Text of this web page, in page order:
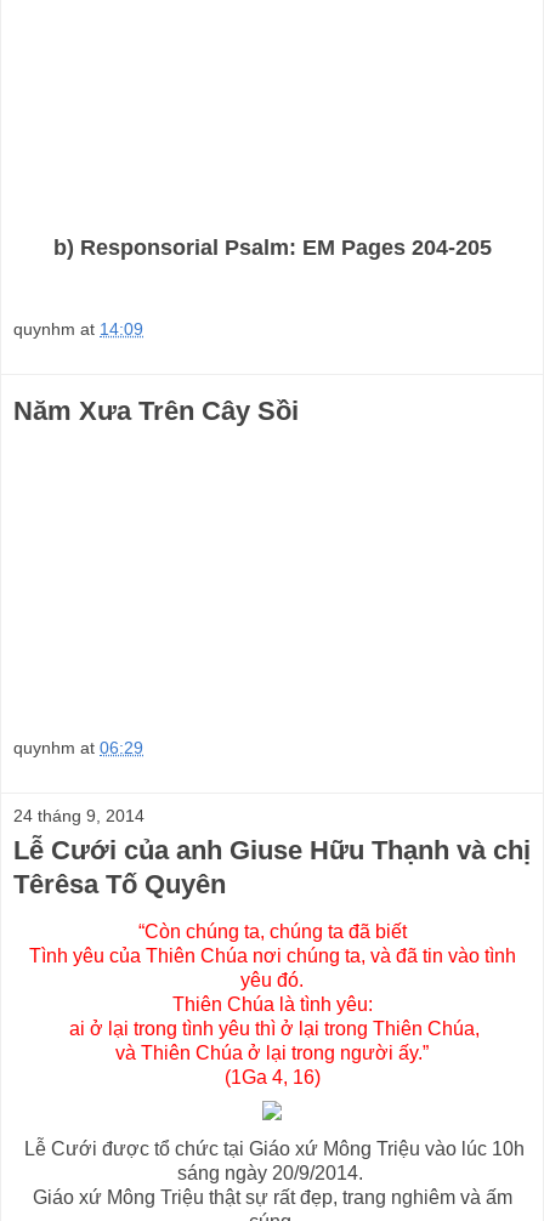
b) Responsorial Psalm: EM Pages 204-205
quynhm at 14:09
Năm Xưa Trên Cây Sồi
quynhm at 06:29
24 tháng 9, 2014
Lễ Cưới của anh Giuse Hữu Thạnh và chị
Têrêsa Tố Quyên
“Còn chúng ta, chúng ta đã biết
Tình yêu của Thiên Chúa nơi chúng ta, và đã tin vào tình
yêu đó.
Thiên Chúa là tình yêu:
ai ở lại trong tình yêu thì ở lại trong Thiên Chúa,
và Thiên Chúa ở lại trong người ấy.”
(1Ga 4, 16)
Lễ Cưới được tổ chức tại Giáo xứ Mông Triệu vào lúc 10h
sáng ngày 20/9/2014.
Giáo xứ Mông Triệu thật sự rất đẹp, trang nghiêm và ấm